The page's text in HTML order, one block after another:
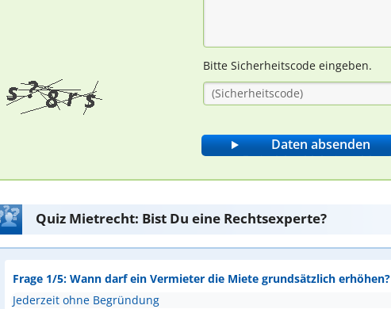
Bitte Sicherheitscode eingeben.
Quiz Mietrecht: Bist Du eine Rechtsexperte?
Frage 1/5: Wann darf ein Vermieter die Miete grundsätzlich erhöhen?
Jederzeit ohne Begründung